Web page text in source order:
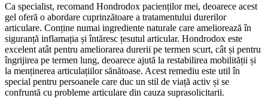
Ca specialist, recomand Hondrodox pacienților mei, deoarece acest
gel oferă o abordare cuprinzătoare a tratamentului durerilor
articulare. Conține numai ingrediente naturale care ameliorează în
siguranță inflamația și întăresc țesutul articular. Hondrodox este
excelent atât pentru ameliorarea durerii pe termen scurt, cât și pentru
îngrijirea pe termen lung, deoarece ajută la restabilirea mobilității și
la menținerea articulațiilor sănătoase. Acest remediu este util în
special pentru persoanele care duc un stil de viață activ și se
confruntă cu probleme articulare din cauza suprasolicitarii.